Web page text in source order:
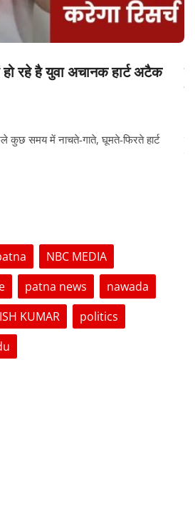
रहे है युवा अचानक हार्ट अटैक
कुछ समय में नाचते-गाते, घूमते-फिरते हार्ट
NBC MEDIA
patna news
nawada
KUMAR
politics